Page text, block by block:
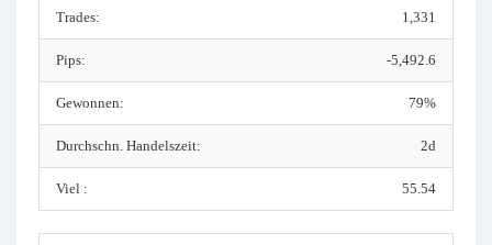
Trades: 1,331
Pips: -5,492.6
Gewonnen: 79%
Durchschn. Handelszeit: 2d
Viel : 55.54